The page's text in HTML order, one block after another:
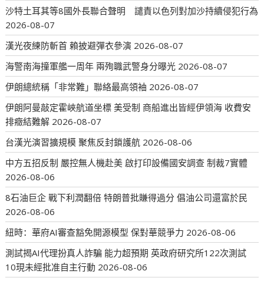
沙特土耳其等8國外長聯合聲明 譴責以色列對加沙持續侵犯行為
2026-08-07
漢光夜練防斬首 賴披避彈衣參演 2026-08-07
海警南海撞軍艦一周年 兩殉職武警身分曝光 2026-08-07
伊朗總統稱「非常難」聯絡最高領袖 2026-08-07
伊朗阿曼敲定霍峽航道坐標 美受制 商船進出皆經伊領海 收費安
排癥結難解 2026-08-07
台漢光演習擴規模 聚焦反封鎖護航 2026-08-06
中方五招反制 嚴控無人機赴美 啟打印設備國安調查 制裁7實體
2026-08-06
8石油巨企 戰下利潤翻倍 特朗普批賺得過分 倡油公司還富於民
2026-08-06
紐時：華府AI審查豁免開源模型 保對華競爭力 2026-08-06
測試揭AI代理扮真人詐騙 能力超預期 英政府研究所122次測試
10現未經批准自主行動 2026-08-06